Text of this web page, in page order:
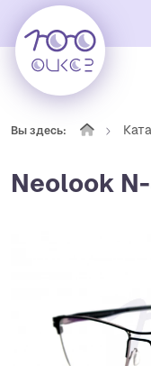
Вы здесь:
Neolook